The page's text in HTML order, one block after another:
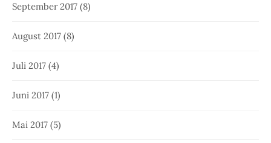
September 2017 (8)
August 2017 (8)
Juli 2017 (4)
Juni 2017 (1)
Mai 2017 (5)